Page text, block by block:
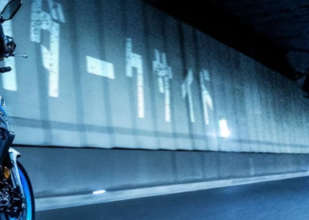
Tenere
700
35kW
Tenere
700
Rally
Tenere
700
Rally
35kW
A
Tenere
700
World
Raid
WR125R